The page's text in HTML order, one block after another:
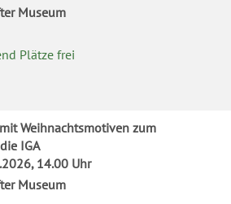
Museum
Plätze frei
Weihnachtsmotiven zum
IGA
14.00 Uhr
Museum